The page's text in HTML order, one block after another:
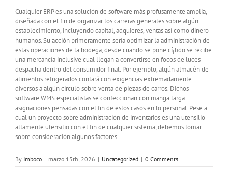
Cualquier ERP es una solución de software más profusamente amplia,
diseñada con el fin de organizar los carreras generales sobre algún
establecimiento, incluyendo capital, adquieres, ventas así­ como dinero
humanos. Su acción primeramente serí­a optimizar la administración de
estas operaciones de la bodega, desde cuando se pone cí¡lido se recibe
una mercancía inclusive cual llegan a convertirse en focos de luces
despacha dentro del consumidor final. Por ejemplo, algún almacén de
alimentos refrigerados contará con exigencias extremadamente
diversos a algún círculo sobre venta de piezas de carros. Dichos
software WMS especialistas se confeccionan con manga larga
asignaciones pensadas con el fin de estos casos en lo personal. Pese a
cual un proyecto sobre administración de inventarios es una utensilio
altamente utensilio con el fin de cualquier sistema, debemos tomar
sobre consideración algunos factores.
By Imboco | marzo 13th, 2026 | Uncategorized | 0 Comments